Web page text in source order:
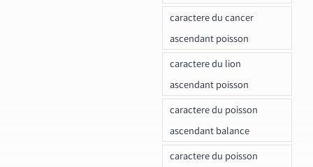
caractere du cancer
ascendant poisson
caractere du lion
ascendant poisson
caractere du poisson
ascendant balance
caractere du poisson